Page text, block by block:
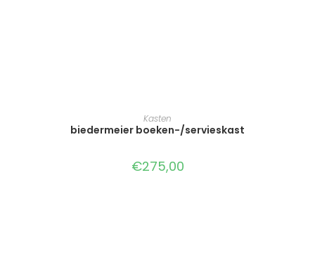
TOEVOEGEN AAN WINKELWAGEN
Kasten
biedermeier boeken-/servieskast
€275,00